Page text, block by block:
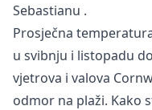
Sebastianu .
Prosječna
u svibnju i listopadu
vjetrova i valova
odmor na plaži. Kako